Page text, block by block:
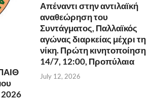
2026
Απέναντι στην αντιλαϊκή
αναθεώρηση του
Συντάγματος, Παλλαϊκός
αγώνας διαρκείας μέχρι τη
νίκη. Πρώτη κινητοποίηση
14/7, 12:00, Προπύλαια
July 12, 2026